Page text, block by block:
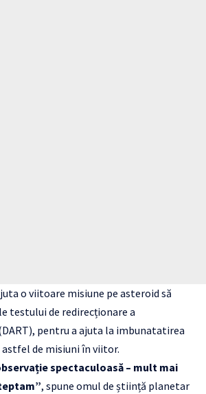
o viitoare misiune pe asteroid să
testului de redirecționare a
pentru a ajuta la imbunatatirea
de misiuni în viitor.
spectaculoasă – mult mai
, spune omul de știință planetar